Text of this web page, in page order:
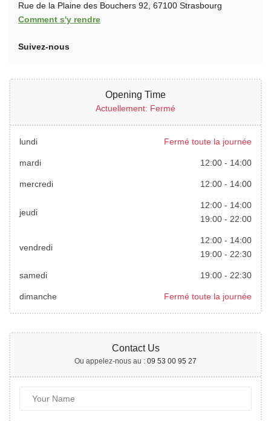
Rue de la Plaine des Bouchers 92, 67100 Strasbourg
Comment s'y rendre
Suivez-nous
Opening Time
Actuellement: Fermé
lundi Fermé toute la journée
mardi 12:00 - 14:00
mercredi 12:00 - 14:00
jeudi
12:00 - 14:00
19:00 - 22:00
vendredi
12:00 - 14:00
19:00 - 22:30
samedi 19:00 - 22:30
dimanche Fermé toute la journée
Contact Us
Ou appelez-nous au : 09 53 00 95 27